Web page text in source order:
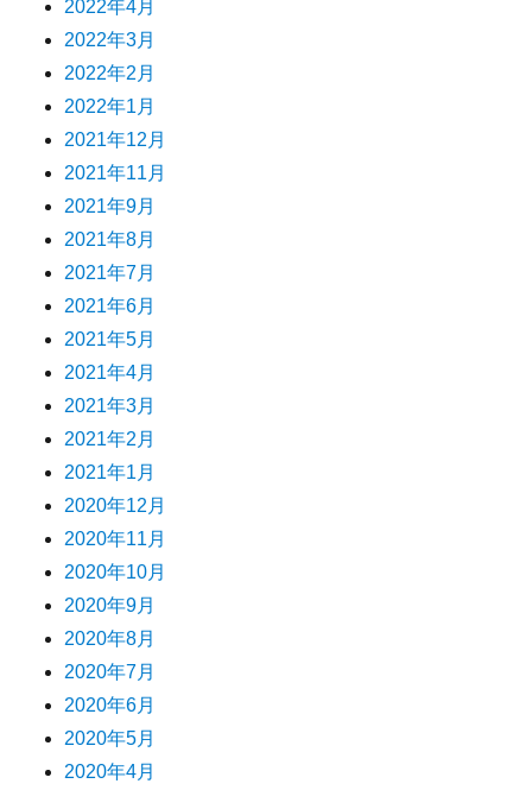
2022年4月
2022年3月
2022年2月
2022年1月
2021年12月
2021年11月
2021年9月
2021年8月
2021年7月
2021年6月
2021年5月
2021年4月
2021年3月
2021年2月
2021年1月
2020年12月
2020年11月
2020年10月
2020年9月
2020年8月
2020年7月
2020年6月
2020年5月
2020年4月